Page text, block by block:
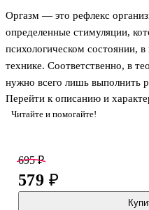
Читайте и помогайте!
Оргазм — это рефлекс
определенные стимуляции,
психологическом состоянии,
технике. Соответственно, в
нужно всего лишь выполнить
просто, то почему не все
Практикующий сексолог-
сексологом больше
анатомии, который
сексуальности — только
Перейти к описанию и
695 ₽
579 ₽